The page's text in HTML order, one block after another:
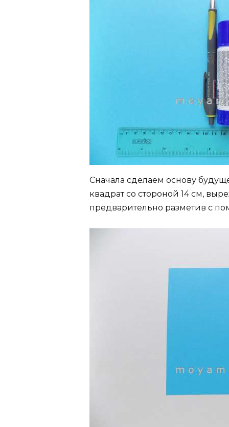
Сначала сделаем основу
квадрат со стороной 14 см,
предварительно разметив с